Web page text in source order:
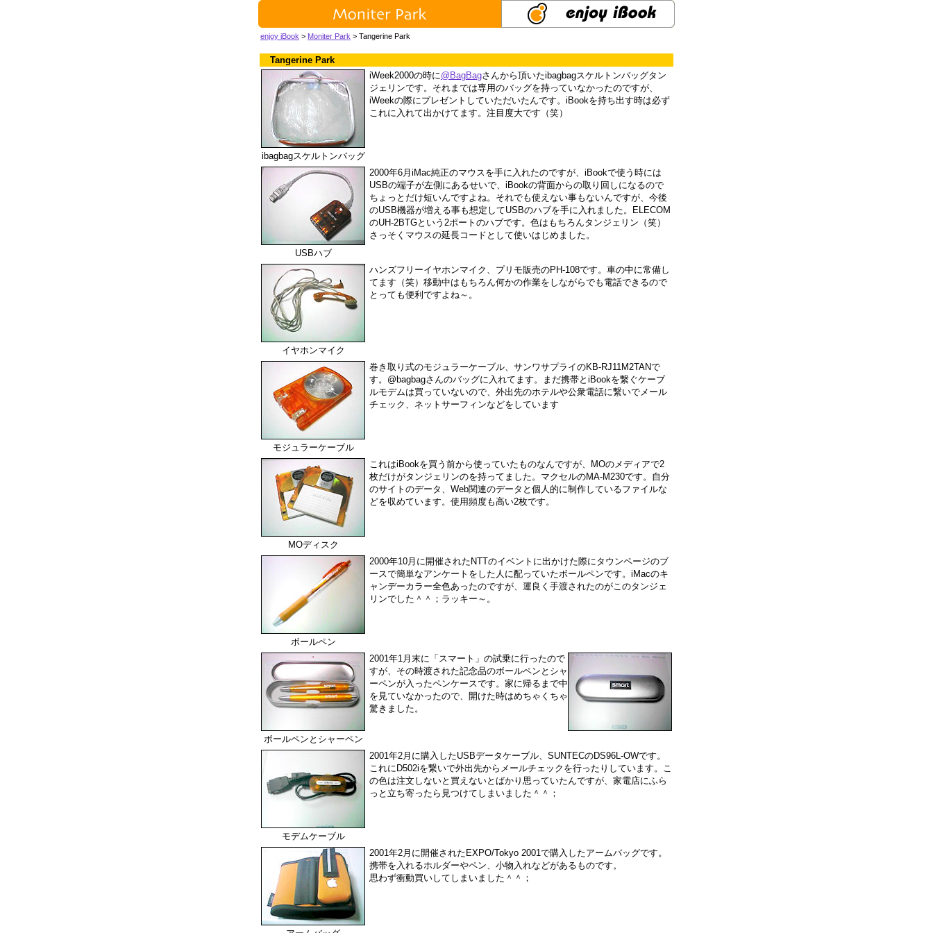
enjoy iBook > Moniter Park > Tangerine Park
Tangerine Park
ibagbagスケルトンバッグ
iWeek2000の時に@BagBagさんから頂いたibagbagスケルトンバッグタン
ジェリンです。それまでは専用のバッグを持っていなかったのですが、
iWeekの際にプレゼントしていただいたんです。iBookを持ち出す時は必ず
これに入れて出かけてます。注目度大です（笑）
USBハブ
2000年6月iMac純正のマウスを手に入れたのですが、iBookで使う時には
USBの端子が左側にあるせいで、iBookの背面からの取り回しになるので
ちょっとだけ短いんですよね。それでも使えない事もないんですが、今後
のUSB機器が増える事も想定してUSBのハブを手に入れました。ELECOM
のUH-2BTGという2ポートのハブです。色はもちろんタンジェリン（笑）
さっそくマウスの延長コードとして使いはじめました。
イヤホンマイク
ハンズフリーイヤホンマイク、プリモ販売のPH-108です。車の中に常備し
てます（笑）移動中はもちろん何かの作業をしながらでも電話できるので
とっても便利ですよね～。
モジュラーケーブル
巻き取り式のモジュラーケーブル、サンワサプライのKB-RJ11M2TANで
す。@bagbagさんのバッグに入れてます。まだ携帯とiBookを繋ぐケーブ
ルモデムは買っていないので、外出先のホテルや公衆電話に繋いでメール
チェック、ネットサーフィンなどをしています
MOディスク
これはiBookを買う前から使っていたものなんですが、MOのメディアで2
枚だけがタンジェリンのを持ってました。マクセルのMA-M230です。自分
のサイトのデータ、Web関連のデータと個人的に制作しているファイルな
どを収めています。使用頻度も高い2枚です。
ボールペン
2000年10月に開催されたNTTのイベントに出かけた際にタウンページのブ
ースで簡単なアンケートをした人に配っていたボールペンです。iMacのキ
ャンデーカラー全色あったのですが、運良く手渡されたのがこのタンジェ
リンでした＾＾；ラッキー～。
ボールペンとシャーペン
2001年1月末に「スマート」の試乗に行ったので
すが、その時渡された記念品のボールペンとシャ
ーペンが入ったペンケースです。家に帰るまで中
を見ていなかったので、開けた時はめちゃくちゃ
驚きました。
モデムケーブル
2001年2月に購入したUSBデータケーブル、SUNTECのDS96L-OWです。
これにD502iを繋いで外出先からメールチェックを行ったりしています。こ
の色は注文しないと買えないとばかり思っていたんですが、家電店にふら
っと立ち寄ったら見つけてしまいました＾＾；
2001年2月に開催されたEXPO/Tokyo 2001で購入したアームバッグです。
携帯を入れるホルダーやペン、小物入れなどがあるものです。
思わず衝動買いしてしまいました＾＾；